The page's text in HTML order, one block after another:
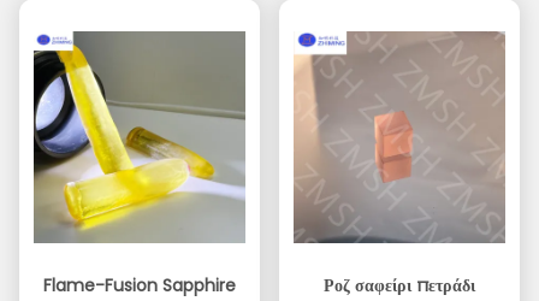
Flame-Fusion Sapphire
Ροζ σαφείρι πετράδι